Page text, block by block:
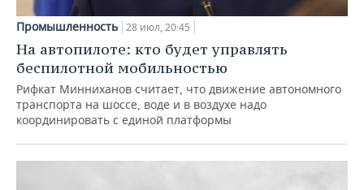
Промышленность 28 июл, 20:45
На автопилоте: кто будет управлять
беспилотной мобильностью
Рифкат Минниханов считает, что движение автономного
транспорта на шоссе, воде и в воздухе надо
координировать с единой платформы